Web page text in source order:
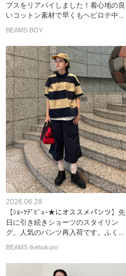
プスをリアバイしました！着心地の良
いコットン素材で早くもヘビロテ中...
BEAMS BOY
2026.06.28
【ｼｮｰﾂﾃﾞﾋﾞｭｰ★にオススメパンツ】先
日に引き続きショーツのスタイリン
グ。人気のパンツ再入荷です。ふく...
BEAMS Ikebukuro